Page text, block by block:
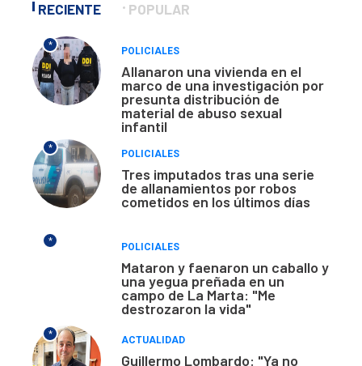
RECIENTE POPULAR
*
POLICIALES
Allanaron una vivienda en el
marco de una investigación por
presunta distribución de
material de abuso sexual
infantil
*
POLICIALES
Tres imputados tras una serie
de allanamientos por robos
cometidos en los últimos días
*
POLICIALES
Mataron y faenaron un caballo y
una yegua preñada en un
campo de La Marta: "Me
destrozaron la vida"
*
ACTUALIDAD
Guillermo Lombardo: "Ya no